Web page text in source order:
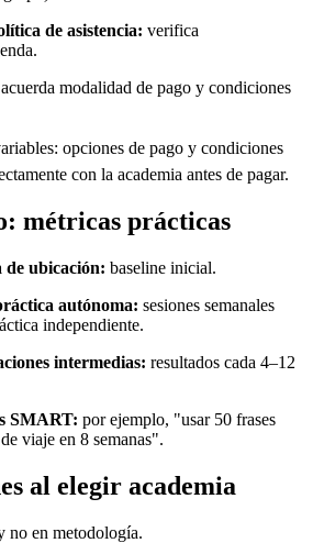
de asistencia: verifica
acuerda modalidad de pago y condiciones
opciones de pago y condiciones
con la academia antes de pagar.
métricas prácticas
de ubicación: baseline inicial.
autónoma: sesiones semanales
independiente.
intermedias: resultados cada 4–12
SMART: por ejemplo, "usar 50 frases
viaje en 8 semanas".
al elegir academia
no en metodología.